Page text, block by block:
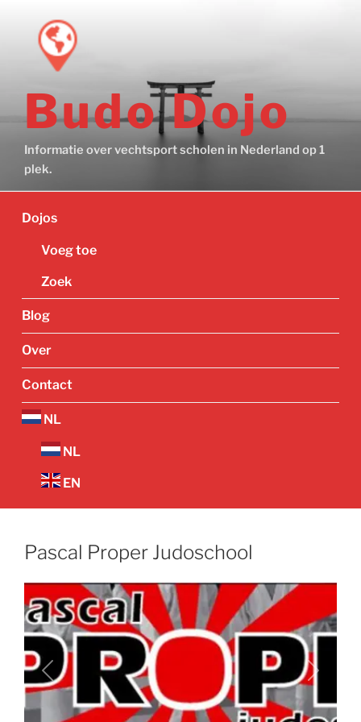
Budo Dojo
Informatie over vechtsport scholen in Nederland op 1
plek.
Dojos
Voeg toe
Zoek
Blog
Over
Contact
NL
NL
EN
Pascal Proper Judoschool
Vorige